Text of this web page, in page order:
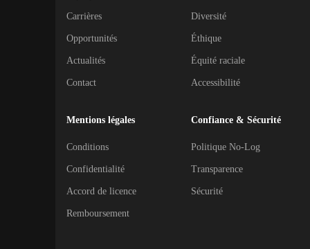
Carrières
Opportunités
Actualités
Contact
Diversité
Éthique
Équité raciale
Accessibilité
Mentions légales
Conditions
Confidentialité
Accord de licence
Remboursement
Confiance & Sécurité
Politique No-Log
Transparence
Sécurité